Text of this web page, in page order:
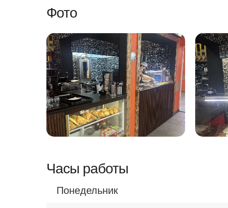
Фото
Часы работы
Понедельник